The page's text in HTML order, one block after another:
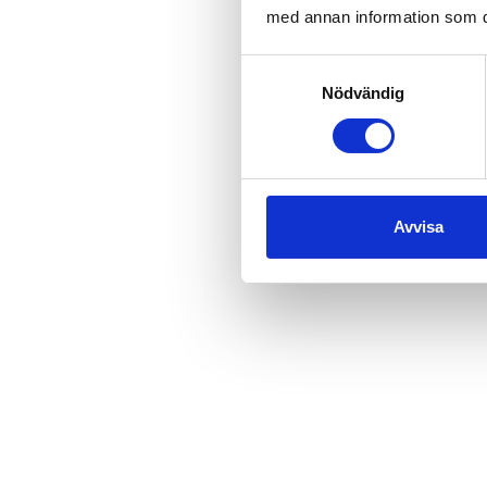
med annan information som
Nödvändig
Avvisa